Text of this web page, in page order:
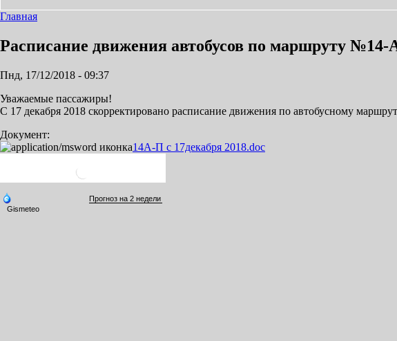
Главная
Расписание движения автобусов по маршруту
Пнд, 17/12/2018 - 09:37
Уважаемые пассажиры!
С 17 декабря 2018 скорректировано расписание движения по автобусному
Документ:
14А-П с 17декабря 2018.doc